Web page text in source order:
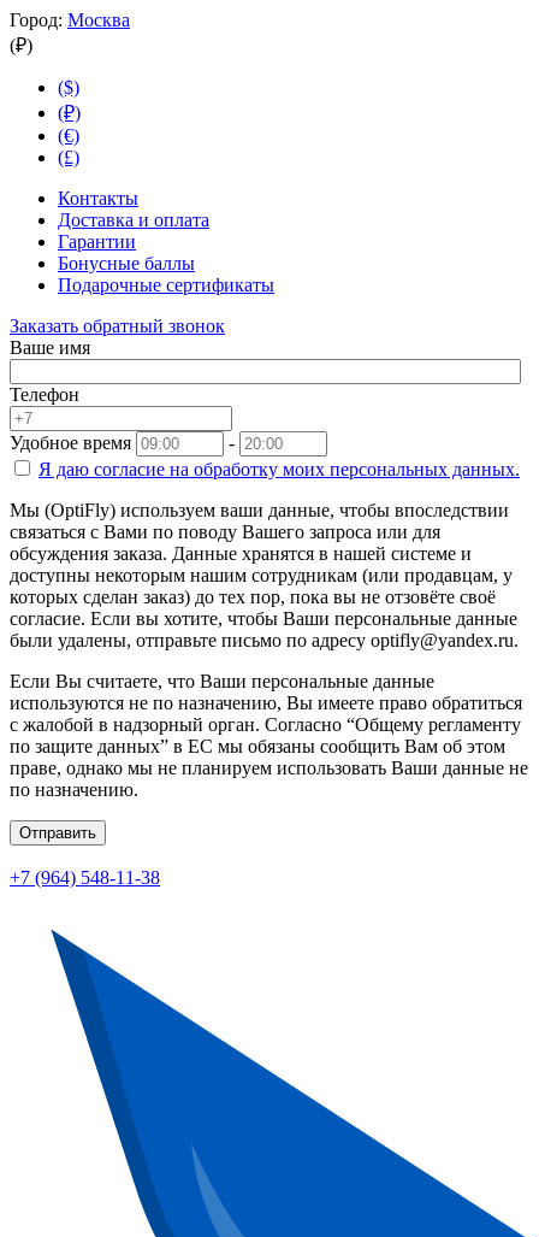
Город: Москва
(₽)
($)
(₽)
(€)
(£)
Контакты
Доставка и оплата
Гарантии
Бонусные баллы
Подарочные сертификаты
Заказать обратный звонок
Ваше имя
Телефон
Удобное время
-
Я даю согласие на обработку моих персональных данных.
Мы (OptiFly) используем ваши данные, чтобы впоследствии
связаться с Вами по поводу Вашего запроса или для
обсуждения заказа. Данные хранятся в нашей системе и
доступны некоторым нашим сотрудникам (или продавцам, у
которых сделан заказ) до тех пор, пока вы не отзовёте своё
согласие. Если вы хотите, чтобы Ваши персональные данные
были удалены, отправьте письмо по адресу optifly@yandex.ru.
Если Вы считаете, что Ваши персональные данные
используются не по назначению, Вы имеете право обратиться
с жалобой в надзорный орган. Согласно “Общему регламенту
по защите данных” в ЕС мы обязаны сообщить Вам об этом
праве, однако мы не планируем использовать Ваши данные не
по назначению.
Отправить
+7 (964) 548-11-38